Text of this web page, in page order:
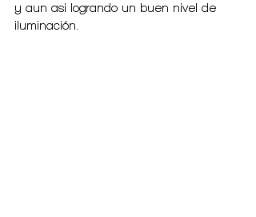
y aun asi logrando un buen nivel de
iluminación.